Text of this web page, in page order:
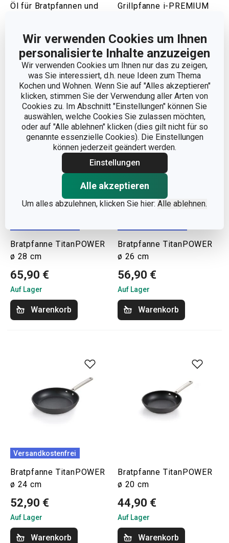
Wir verwenden Cookies um Ihnen
personalisierte Inhalte anzuzeigen
Wir verwenden Cookies um Ihnen nur das zu zeigen,
was Sie interessiert, d.h. neue Ideen zum Thema
Kochen und Wohnen. Wenn Sie auf "Alles akzeptieren"
klicken, stimmen Sie der Verwendung aller Arten von
Cookies zu. Im Abschnitt "Einstellungen" können Sie
auswählen, welche Cookies Sie zulassen möchten,
oder auf "Alle ablehnen" klicken (dies gilt nicht für so
genannte essenzielle Cookies). Die Einstellungen
können jederzeit geändert werden.
Einstellungen
Alle akzeptieren
Um alles abzulehnen, klicken Sie hier: Alle ablehnen.
Öl für Bratpfannen und
17,90 €
Auf Lager
Warenkorb
Grillpfanne i-PREMIUM
45,90 €
34,90 €
Auf Lager
Warenkorb
Bratpfanne TitanPOWER
ø 28 cm
65,90 €
Auf Lager
Warenkorb
Bratpfanne TitanPOWER
ø 26 cm
56,90 €
Auf Lager
Warenkorb
Versandkostenfrei
Bratpfanne TitanPOWER
ø 24 cm
52,90 €
Auf Lager
Warenkorb
Bratpfanne TitanPOWER
ø 20 cm
44,90 €
Auf Lager
Warenkorb